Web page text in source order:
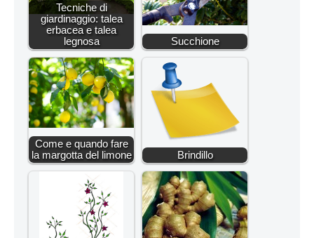
Tecniche di
giardinaggio: talea
erbacea e talea
legnosa
Succhione
Come e quando fare
la margotta del limone
Brindillo